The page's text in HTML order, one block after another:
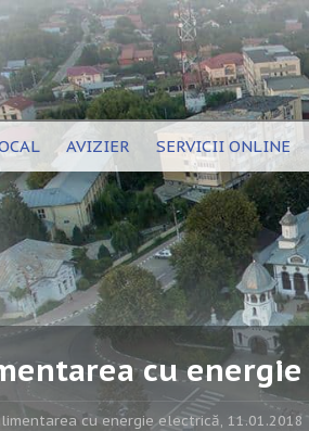
AVIZIER SERVICII ONLINE
cu energie
cu energie electrică, 11.01.2018